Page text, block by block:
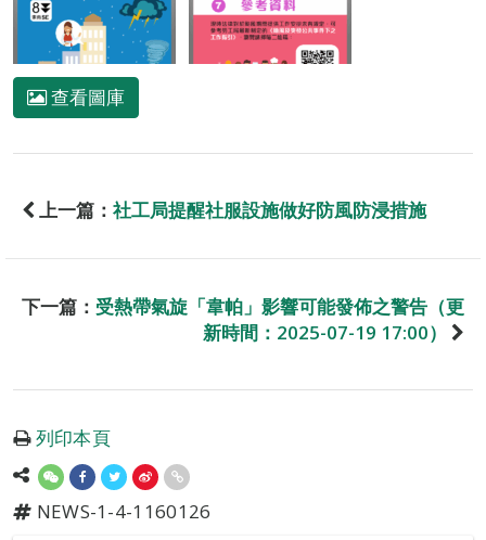
查看圖庫
上一篇： 社工局提醒社服設施做好防風防浸措施
下一篇： 受熱帶氣旋「韋帕」影響可能發佈之警告（更
新時間：2025-07-19 17:00）
列印本頁
NEWS-1-4-1160126